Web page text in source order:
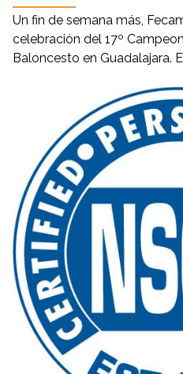
Un fin de semana más,
celebración del 17º
Baloncesto en Guadalajara.